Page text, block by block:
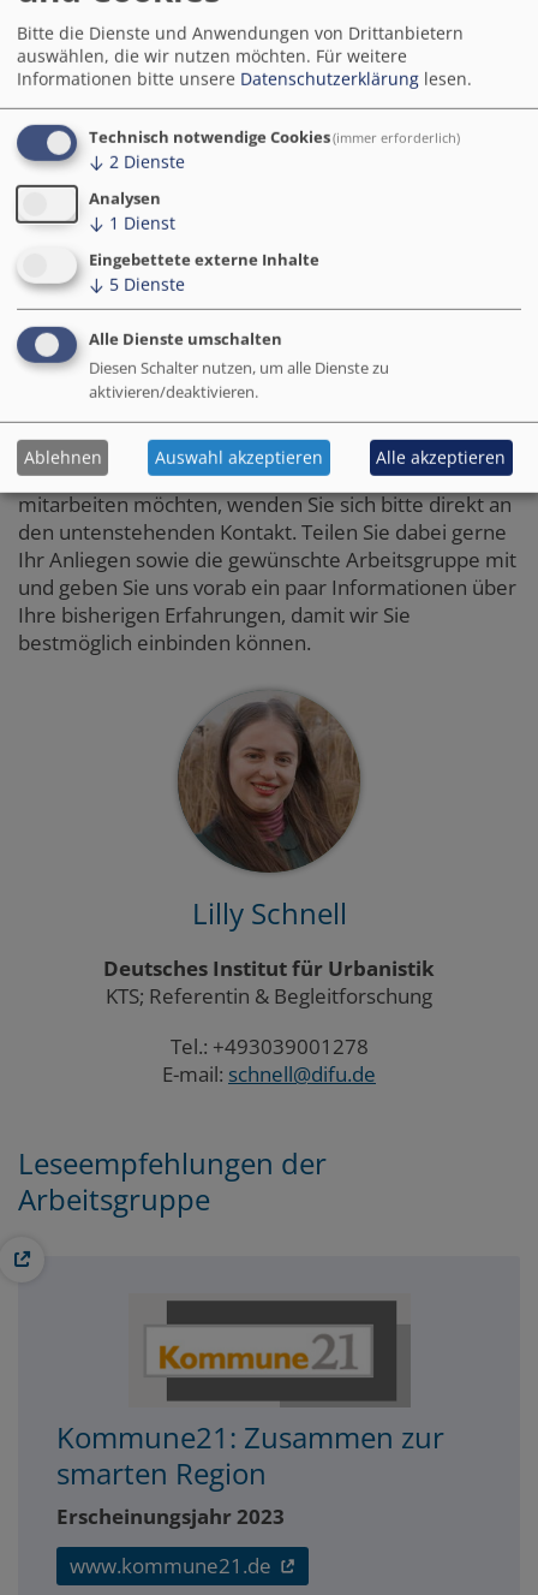
ihre Fortschritte in der Übertragung der Plattform,
der Weiterentwicklung von Funktionen, der
Schnittstellen zu den City-Apps und ihre Erfahrungen
z.B. bei Onboarding-Prozessen, der Vermarktung und
rechtliche Herausforderungen zu teilen. Die
verschiedenen Ansätze für die jeweilige
Ausgestaltung der Plattformen werden in den
Terminen präsentiert.
Zum Arbeitsraum der
Entwicklungspartnerschaft
"Gesundheitsplattform"(Login-Bereich)
Wie können sich interessierte
Kommunen einbringen?
Wenn Sie der Arbeitsgruppe beitreten und in ihr
mitarbeiten möchten, wenden Sie sich bitte direkt an
den untenstehenden Kontakt. Teilen Sie dabei gerne
Ihr Anliegen sowie die gewünschte Arbeitsgruppe mit
und geben Sie uns vorab ein paar Informationen über
Ihre bisherigen Erfahrungen, damit wir Sie
bestmöglich einbinden können.
Lilly Schnell
Deutsches Institut für Urbanistik
KTS; Referentin & Begleitforschung
Tel.: +493039001278
E-mail: schnell@difu.de
Leseempfehlungen der
Arbeitsgruppe
Kommune21: Zusammen zur
smarten Region
Erscheinungsjahr 2023
www.kommune21.de
Bitte die Dienste und Anwendungen von Drittanbietern
auswählen, die wir nutzen möchten. Für weitere
Informationen bitte unsere Datenschutzerklärung lesen.
Technisch notwendige Cookies(immer erforderlich)
↓ 2 Dienste
Analysen
↓ 1 Dienst
Eingebettete externe Inhalte
↓ 5 Dienste
Alle Dienste umschalten
Diesen Schalter nutzen, um alle Dienste zu
aktivieren/deaktivieren.
Ablehnen Auswahl akzeptieren Alle akzeptieren